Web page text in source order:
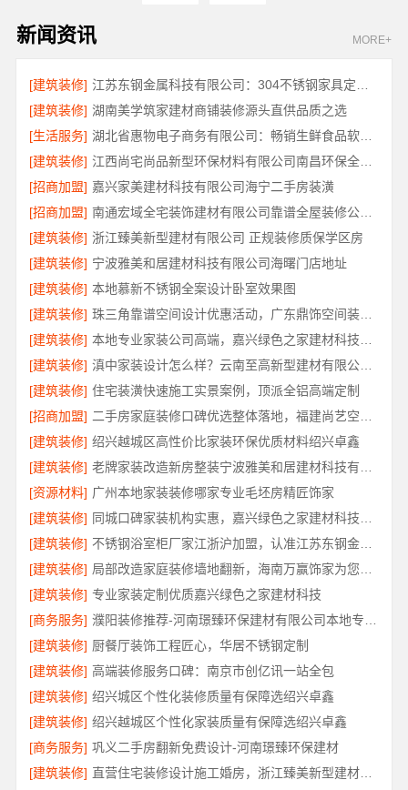
新闻资讯 MORE+
[建筑装修]
[建筑装修] 湖南美学筑家建材商铺装修源头直供品质之选
[生活服务]
湖北省惠物电子商务有限公司：畅销生鲜食品软件功能解析
[建筑装修]
江西尚宅尚品新型环保材料有限公司南昌环保全屋定制口碑
[招商加盟] 嘉兴家美建材科技有限公司海宁二手房装潢
[招商加盟]
南通宏域全宅装饰建材有限公司靠谱全屋装修公司价格
[建筑装修] 浙江臻美新型建材有限公司 正规装修质保学区房
[建筑装修] 宁波雅美和居建材科技有限公司海曙门店地址
[建筑装修] 本地慕新不锈钢全案设计卧室效果图
[建筑装修]
珠三角靠谱空间设计优惠活动，广东鼎饰空间装饰工程有限公司
[建筑装修]
[建筑装修]
滇中家装设计怎么样？云南至高新型建材有限公司专业靠谱
[建筑装修] 住宅装潢快速施工实景案例，顶派全铝高端定制
[招商加盟]
[建筑装修] 绍兴越城区高性价比家装环保优质材料绍兴卓鑫
[建筑装修]
[资源材料] 广州本地家装装修哪家专业毛坯房精匠饰家
[建筑装修]
[建筑装修]
不锈钢浴室柜厂家江浙沪加盟，认准江苏东钢金属科技有限公司
[建筑装修]
[建筑装修] 专业家装定制优质嘉兴绿色之家建材科技
[商务服务]
[建筑装修] 厨餐厅装饰工程匠心，华居不锈钢定制
[建筑装修] 高端装修服务口碑：南京市创亿讯一站全包
[建筑装修] 绍兴城区个性化装修质量有保障选绍兴卓鑫
[建筑装修] 绍兴越城区个性化家装质量有保障选绍兴卓鑫
[商务服务] 巩义二手房翻新免费设计-河南璟臻环保建材
[建筑装修]
直营住宅装修设计施工婚房，浙江臻美新型建材有限公司打造爱巢